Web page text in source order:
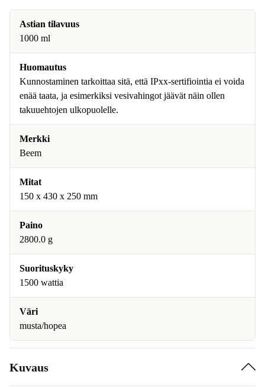
Astian tilavuus
1000 ml
Huomautus
Kunnostaminen tarkoittaa sitä, että IPxx-sertifiointia ei voida
enää taata, ja esimerkiksi vesivahingot jäävät näin ollen
takuuehtojen ulkopuolelle.
Merkki
Beem
Mitat
150 x 430 x 250 mm
Paino
2800.0 g
Suorituskyky
1500 wattia
Väri
musta/hopea
Kuvaus